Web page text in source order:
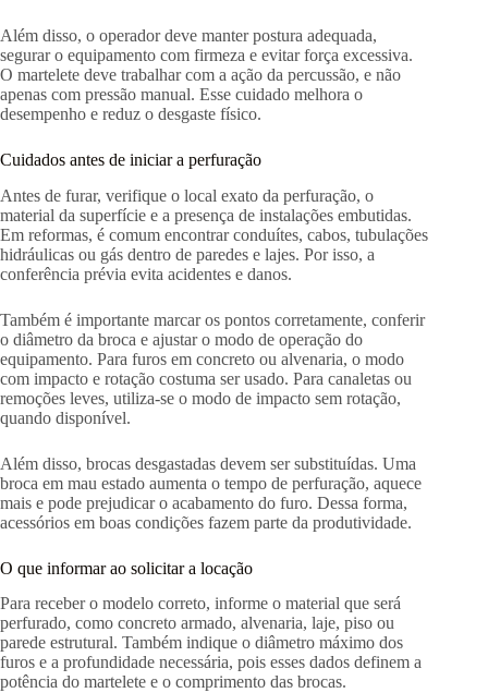
Além disso, o operador deve manter postura adequada,
segurar o equipamento com firmeza e evitar força excessiva.
O martelete deve trabalhar com a ação da percussão, e não
apenas com pressão manual. Esse cuidado melhora o
desempenho e reduz o desgaste físico.
Cuidados antes de iniciar a perfuração
Antes de furar, verifique o local exato da perfuração, o
material da superfície e a presença de instalações embutidas.
Em reformas, é comum encontrar conduítes, cabos, tubulações
hidráulicas ou gás dentro de paredes e lajes. Por isso, a
conferência prévia evita acidentes e danos.
Também é importante marcar os pontos corretamente, conferir
o diâmetro da broca e ajustar o modo de operação do
equipamento. Para furos em concreto ou alvenaria, o modo
com impacto e rotação costuma ser usado. Para canaletas ou
remoções leves, utiliza-se o modo de impacto sem rotação,
quando disponível.
Além disso, brocas desgastadas devem ser substituídas. Uma
broca em mau estado aumenta o tempo de perfuração, aquece
mais e pode prejudicar o acabamento do furo. Dessa forma,
acessórios em boas condições fazem parte da produtividade.
O que informar ao solicitar a locação
Para receber o modelo correto, informe o material que será
perfurado, como concreto armado, alvenaria, laje, piso ou
parede estrutural. Também indique o diâmetro máximo dos
furos e a profundidade necessária, pois esses dados definem a
potência do martelete e o comprimento das brocas.